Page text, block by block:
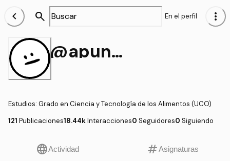
chevron_left search En el perfil more_vert
@apuntecytos
Estudios: Grado en Ciencia y Tecnología de los Alimentos (UCO)
121 Publicaciones18.44kInteracciones0 Seguidores0 Siguiendo
languageActividad tagAsignaturas